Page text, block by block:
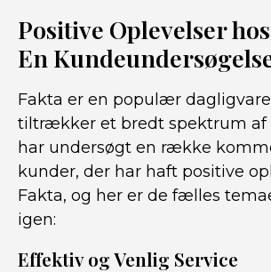
Positive Oplevelser
En
Fakta er en populær
tiltrækker et bredt spektrum af
har undersøgt en række
kunder, der har haft positive
Fakta, og her er de fælles
igen:
Effektiv og Venlig Service